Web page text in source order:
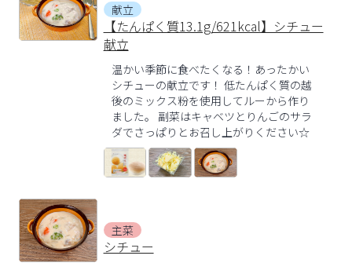
献立
【たんぱく質13.1g/621kcal】シチュー
献立
温かい季節に食べたくなる！あったかい
シチューの献立です！ 低たんぱく質の越
後のミックス粉を使用してルーから作り
ました。 副菜はキャベツとりんごのサラ
ダでさっぱりとお召し上がりください☆
主菜
シチュー